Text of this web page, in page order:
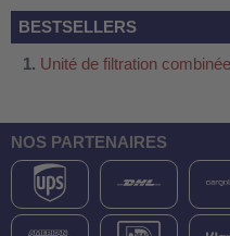
WDH-AP1212
et WDH-626L
BESTSELLERS
Unité de filtration
NOS PARTENAIRES